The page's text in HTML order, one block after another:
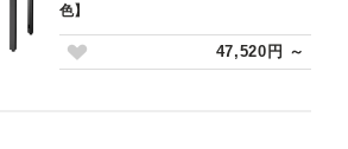
色】
47,520円 ～